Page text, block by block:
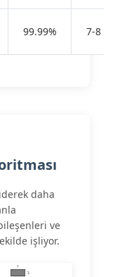
99.99% 7-8
daha
ve
işliyor.